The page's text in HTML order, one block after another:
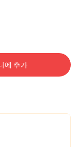
에 추가